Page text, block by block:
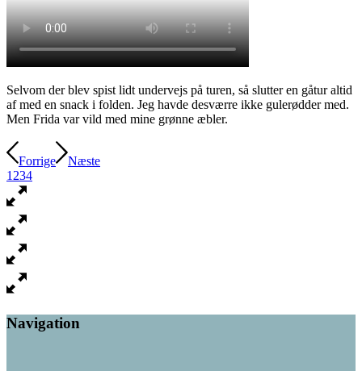
Selvom der blev spist lidt undervejs på turen, så slutter en gåtur altid
af med en snack i folden. Jeg havde desværre ikke gulerødder med.
Men Frida var vild med mine grønne æbler.
Forrige
Næste
1 234
Navigation